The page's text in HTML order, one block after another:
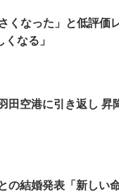
くなった」と低評価
なる」
田空港に引き返し 昇
の結婚発表「新しい